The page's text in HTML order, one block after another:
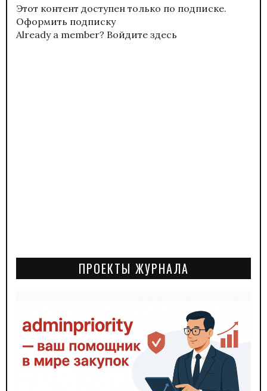
Этот контент доступен только по подписке.
Оформить подписку
Already a member? Войдите здесь
ПРОЕКТЫ ЖУРНАЛА